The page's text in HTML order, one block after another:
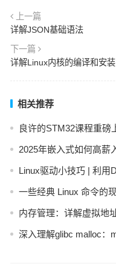
上一篇
详解JSON基础语法
下一篇
详解Linux内核的编译和安装
相关推荐
良许的STM32课程重磅
2025年嵌入式如何高薪
Linux驱动小技巧 | 利用
一些经典 Linux 命令的
内存管理：详解虚拟地
深入理解glibc malloc：